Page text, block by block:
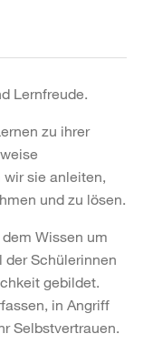
Lernfreude.
zu ihrer
sie anleiten,
und zu lösen.
Wissen um
der Schülerinnen
gebildet.
in Angriff
Selbstvertrauen.